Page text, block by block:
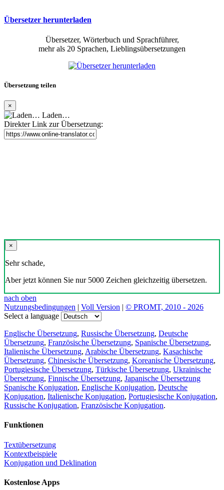
Übersetzer herunterladen
Übersetzer, Wörterbuch und Sprachführer,
mehr als 20 Sprachen, Lieblingsübersetzungen
Übersetzung teilen
×
Laden…
Direkter Link zur Übersetzung:
×
Sehr schade,
Aber jetzt können Sie nur 5000 Zeichen gleichzeitig übersetzen.
nach oben
Nutzungsbedingungen | Voll Version | © PROMT, 2010 - 2026
Select a language
Englische Übersetzung, Russische Übersetzung, Deutsche
Übersetzung, Französische Übersetzung, Spanische Übersetzung,
Italienische Übersetzung, Arabische Übersetzung, Kasachische
Übersetzung, Chinesische Übersetzung, Koreanische Übersetzung,
Portugiesische Übersetzung, Türkische Übersetzung, Ukrainische
Übersetzung, Finnische Übersetzung, Japanische Übersetzung
Spanische Konjugation, Englische Konjugation, Deutsche
Konjugation, Italienische Konjugation, Portugiesische Konjugation,
Russische Konjugation, Französische Konjugation.
Funktionen
Textübersetzung
Kontextbeispiele
Konjugation und Deklination
Kostenlose Apps